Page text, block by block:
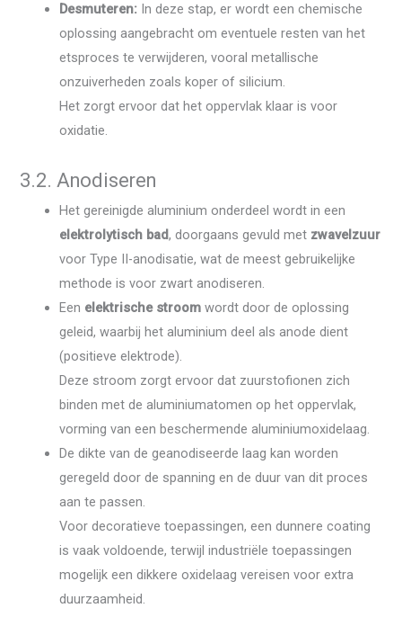
Desmuteren: In deze stap, er wordt een chemische
oplossing aangebracht om eventuele resten van het
etsproces te verwijderen, vooral metallische
onzuiverheden zoals koper of silicium.
Het zorgt ervoor dat het oppervlak klaar is voor
oxidatie.
3.2. Anodiseren
Het gereinigde aluminium onderdeel wordt in een
elektrolytisch bad, doorgaans gevuld met zwavelzuur
voor Type II-anodisatie, wat de meest gebruikelijke
methode is voor zwart anodiseren.
Een elektrische stroom wordt door de oplossing
geleid, waarbij het aluminium deel als anode dient
(positieve elektrode).
Deze stroom zorgt ervoor dat zuurstofionen zich
binden met de aluminiumatomen op het oppervlak,
vorming van een beschermende aluminiumoxidelaag.
De dikte van de geanodiseerde laag kan worden
geregeld door de spanning en de duur van dit proces
aan te passen.
Voor decoratieve toepassingen, een dunnere coating
is vaak voldoende, terwijl industriële toepassingen
mogelijk een dikkere oxidelaag vereisen voor extra
duurzaamheid.